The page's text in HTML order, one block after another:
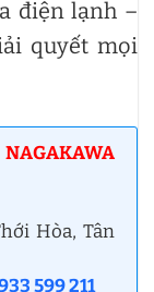
điện lạnh –
quyết mọi
Hòa, Tân
599 211